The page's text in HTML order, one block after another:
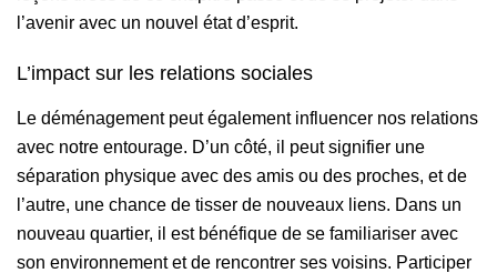
l’avenir avec un nouvel état d’esprit.
L’impact sur les relations sociales
Le déménagement peut également influencer nos relations
avec notre entourage. D’un côté, il peut signifier une
séparation physique avec des amis ou des proches, et de
l’autre, une chance de tisser de nouveaux liens. Dans un
nouveau quartier, il est bénéfique de se familiariser avec
son environnement et de rencontrer ses voisins. Participer